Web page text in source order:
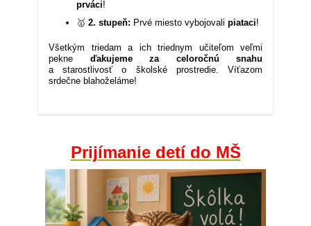
prváci!
🥇 2. stupeň: Prvé miesto vybojovali piataci!
Všetkým triedam a ich triednym učiteľom veľmi
pekne ďakujeme za celoročnú snahu
a starostlivosť o školské prostredie. Víťazom
srdečne blahoželáme!
finále
tried!Prijímanie detí do MŠ